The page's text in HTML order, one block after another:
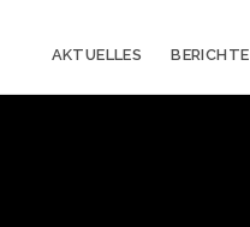
AKTUELLES BERICHTE